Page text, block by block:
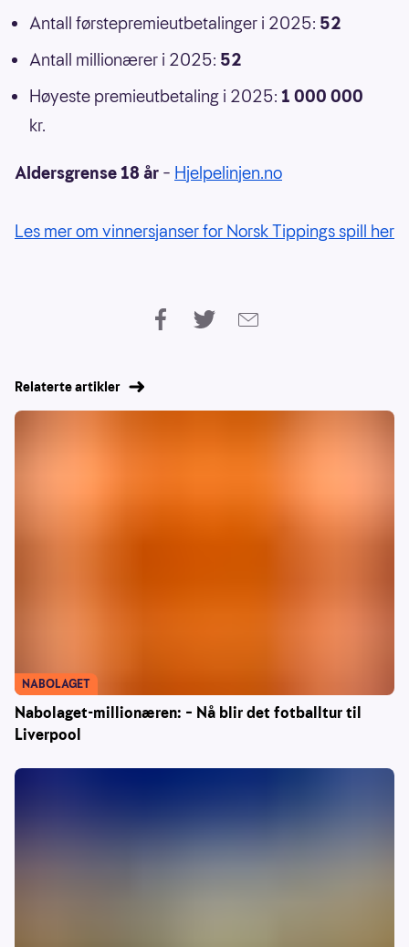
Antall førstepremieutbetalinger i 2025: 52
Antall millionærer i 2025: 52
Høyeste premieutbetaling i 2025: 1 000 000
kr.
Aldersgrense 18 år – Hjelpelinjen.no
Les mer om vinnersjanser for Norsk Tippings spill her
Relaterte artikler
Nabolaget-millionæren: – Nå blir det fotballtur til
Liverpool
NABOLAGET